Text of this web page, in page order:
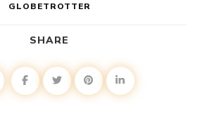
GLOBETROTTER
SHARE